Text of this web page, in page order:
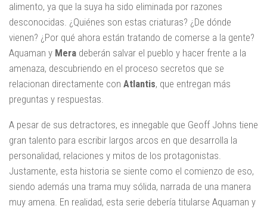
alimento, ya que la suya ha sido eliminada por razones
desconocidas. ¿Quiénes son estas criaturas? ¿De dónde
vienen? ¿Por qué ahora están tratando de comerse a la gente?
Aquaman y Mera deberán salvar el pueblo y hacer frente a la
amenaza, descubriendo en el proceso secretos que se
relacionan directamente con Atlantis, que entregan más
preguntas y respuestas.
A pesar de sus detractores, es innegable que Geoff Johns tiene
gran talento para escribir largos arcos en que desarrolla la
personalidad, relaciones y mitos de los protagonistas.
Justamente, esta historia se siente como el comienzo de eso,
siendo además una trama muy sólida, narrada de una manera
muy amena. En realidad, esta serie debería titularse Aquaman y